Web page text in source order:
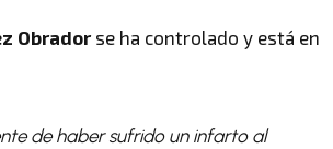
Obradorse ha controlado y está en
de haber sufrido un infarto al